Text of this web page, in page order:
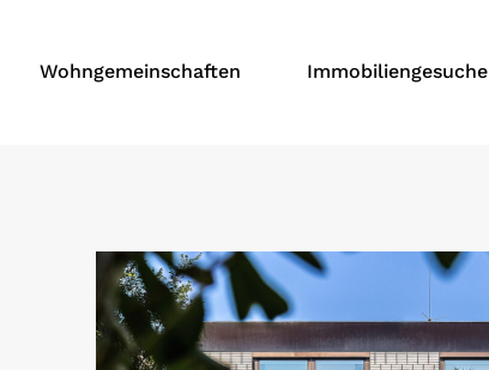
Wohngemeinschaften Immobiliengesuche